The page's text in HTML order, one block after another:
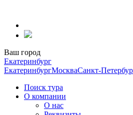
содержанию
Ваш город
Екатеринбург
ЕкатеринбургМоскваСанкт-
Поиск тура
О компании
О нас